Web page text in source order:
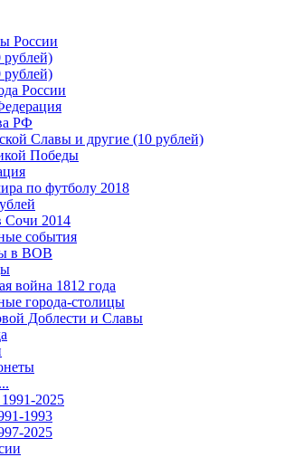
России
рублей)
рублей)
России
РФ
Славы и другие (10 рублей)
Победы
по футболу 2018
Сочи 2014
события
в ВОВ
война 1812 года
города-столицы
Доблести и Славы
2025
1993
2025